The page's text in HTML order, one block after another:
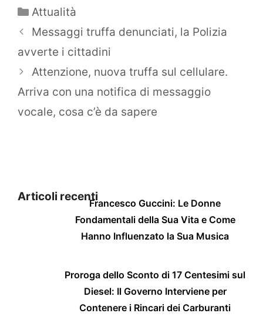
Categorie
Attualità
Messaggi truffa denunciati, la Polizia
avverte i cittadini
Attenzione, nuova truffa sul cellulare.
Arriva con una notifica di messaggio
vocale, cosa c’è da sapere
Articoli recentiFrancesco Guccini: Le Donne
Fondamentali della Sua Vita e Come
Hanno Influenzato la Sua Musica
Proroga dello Sconto di 17 Centesimi sul
Diesel: Il Governo Interviene per
Contenere i Rincari dei Carburanti